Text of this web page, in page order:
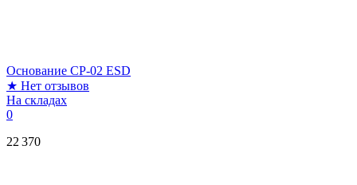
Основание CP-02 ESD
★ Нет отзывов
На складах
0
22 370